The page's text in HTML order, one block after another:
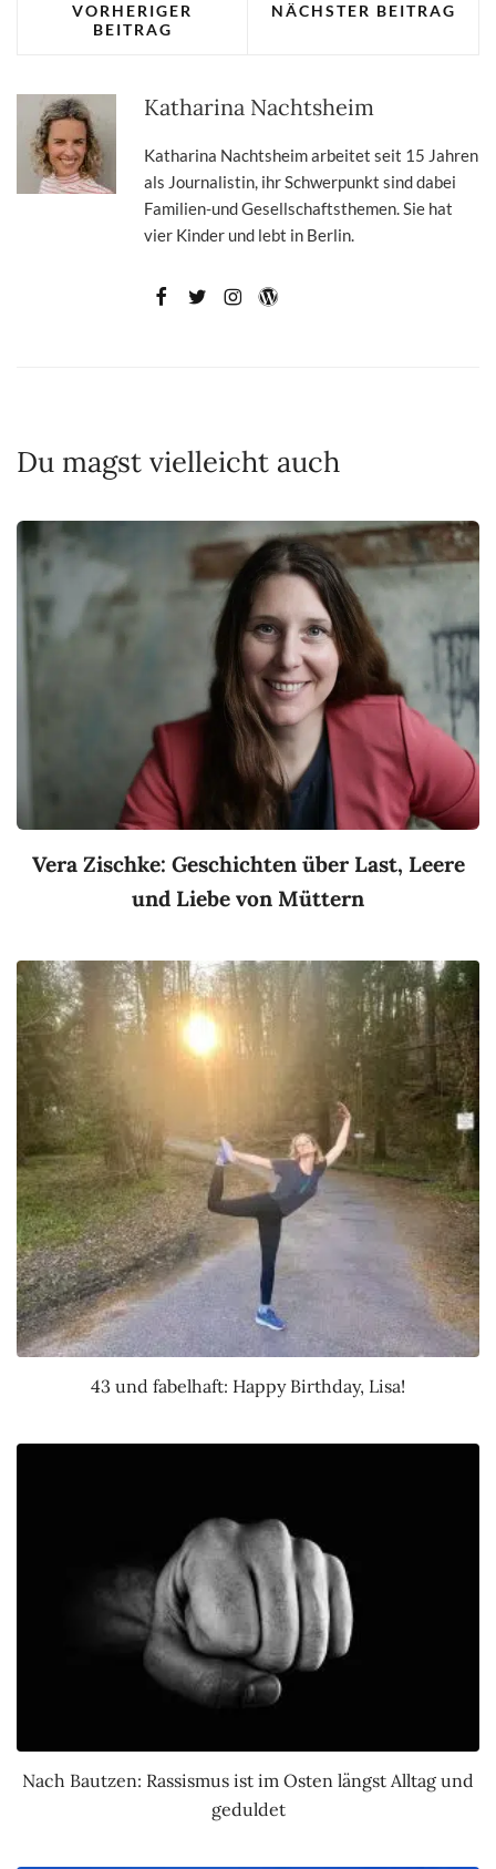
VORHERIGER
BEITRAG
NÄCHSTER BEITRAG
Katharina Nachtsheim
Katharina Nachtsheim arbeitet seit 15 Jahren
als Journalistin, ihr Schwerpunkt sind dabei
Familien-und Gesellschaftsthemen. Sie hat
vier Kinder und lebt in Berlin.
Du magst vielleicht auch
Vera Zischke: Geschichten über Last, Leere
und Liebe von Müttern
43 und fabelhaft: Happy Birthday, Lisa!
Nach Bautzen: Rassismus ist im Osten längst Alltag und
geduldet